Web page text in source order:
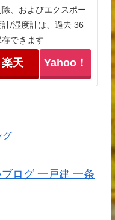
、およびエクスポー
計/湿度計は、過去 36
できます
楽天 Yahoo！
グ